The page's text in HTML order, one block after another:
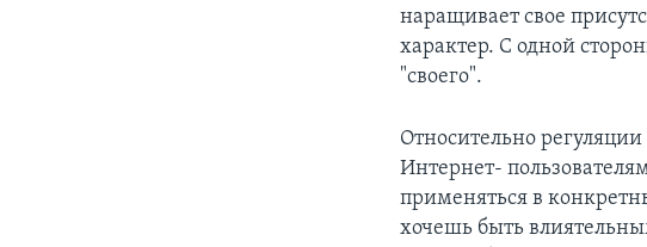
наращивает свое
характер. С одной
"своего".
Относительно
Интернет-
применяться в
хочешь быть